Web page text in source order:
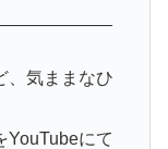
、気ままなひ
YouTubeにて